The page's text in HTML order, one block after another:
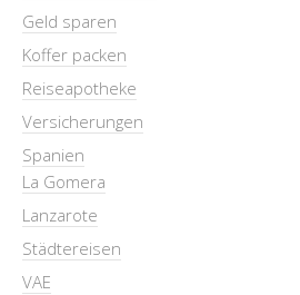
Geld sparen
Koffer packen
Reiseapotheke
Versicherungen
Spanien
La Gomera
Lanzarote
Städtereisen
VAE